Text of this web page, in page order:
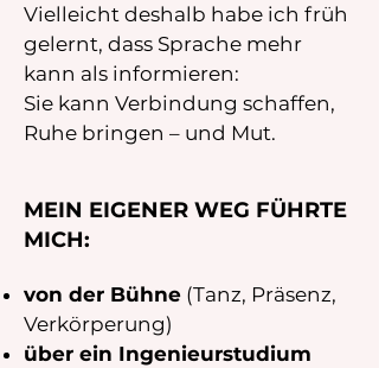
Vielleicht deshalb habe ich früh
gelernt, dass Sprache mehr
kann als informieren:
Sie kann Verbindung schaffen,
Ruhe bringen – und Mut.
MEIN EIGENER WEG FÜHRTE
MICH:
von der Bühne (Tanz, Präsenz,
Verkörperung)
über ein Ingenieurstudium